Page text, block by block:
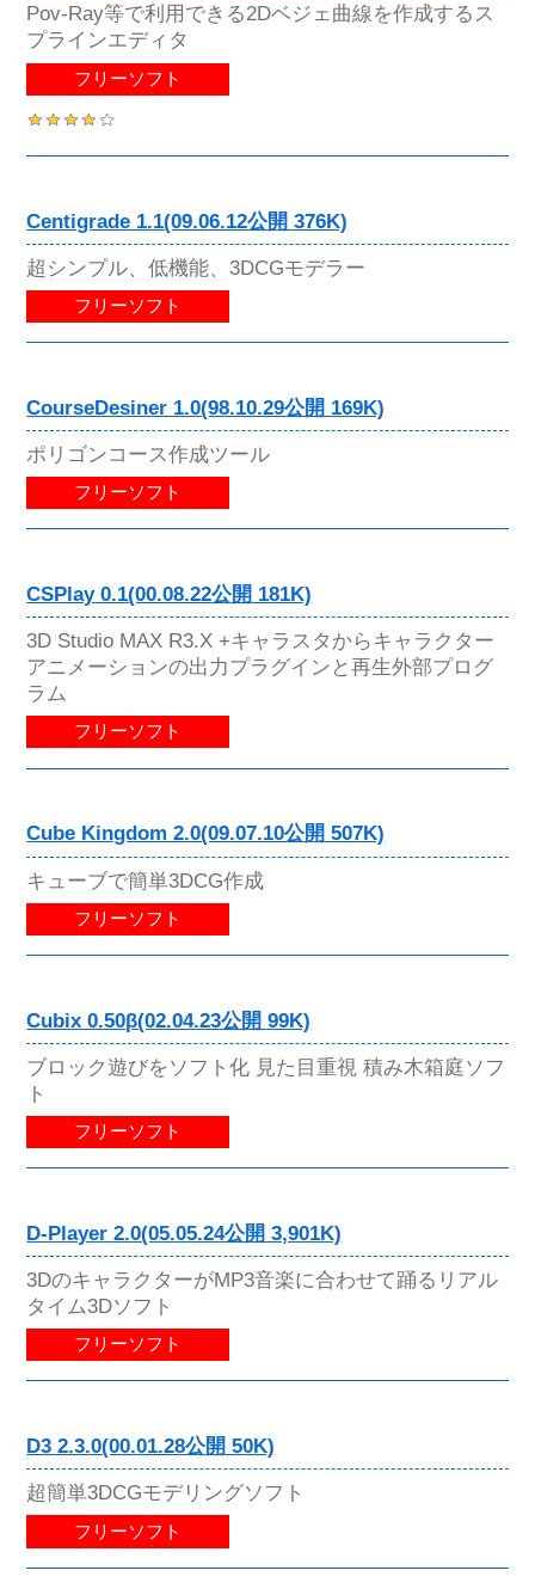
Pov-Ray等で利用できる2Dベジェ曲線を作成するス
プラインエディタ
フリーソフト
Centigrade 1.1(09.06.12公開 376K)
超シンプル、低機能、3DCGモデラー
フリーソフト
CourseDesiner 1.0(98.10.29公開 169K)
ポリゴンコース作成ツール
フリーソフト
CSPlay 0.1(00.08.22公開 181K)
3D Studio MAX R3.X +キャラスタからキャラクター
アニメーションの出力プラグインと再生外部プログ
ラム
フリーソフト
Cube Kingdom 2.0(09.07.10公開 507K)
キューブで簡単3DCG作成
フリーソフト
Cubix 0.50β(02.04.23公開 99K)
ブロック遊びをソフト化 見た目重視 積み木箱庭ソフ
ト
フリーソフト
D-Player 2.0(05.05.24公開 3,901K)
3DのキャラクターがMP3音楽に合わせて踊るリアル
タイム3Dソフト
フリーソフト
D3 2.3.0(00.01.28公開 50K)
超簡単3DCGモデリングソフト
フリーソフト